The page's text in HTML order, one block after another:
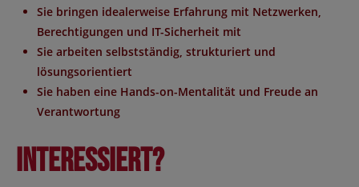
Sie bringen idealerweise Erfahrung mit Netzwerken,
Berechtigungen und IT-Sicherheit mit
Sie arbeiten selbstständig, strukturiert und
lösungsorientiert
Sie haben eine Hands-on-Mentalität und Freude an
Verantwortung
Interessiert?